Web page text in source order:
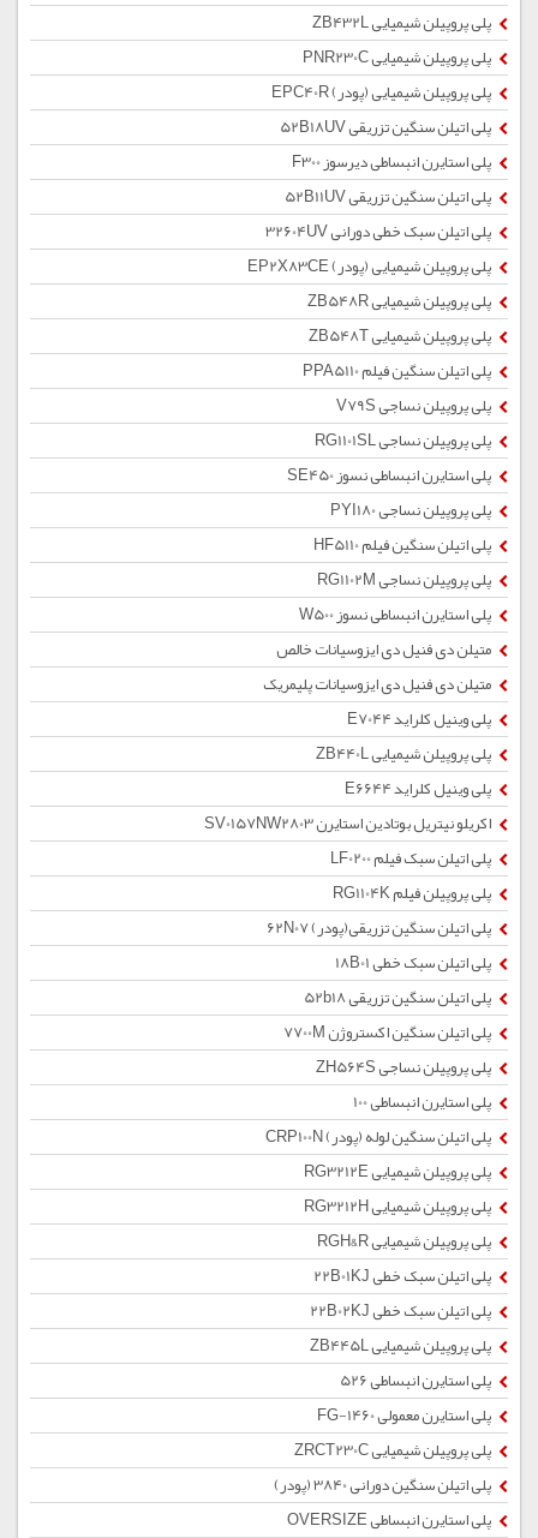
پلی پروپیلن شیمیایی ZB432L
پلی پروپیلن شیمیایی PNR230C
پلی پروپیلن شیمیایی (پودر) EPC40R
پلی اتیلن سنگین تزریقی 52B18UV
پلی استایرن انبساطی دیرسوز F300
پلی اتیلن سنگین تزریقی 52B11UV
پلی اتیلن سبک خطی دورانی 32604UV
پلی پروپیلن شیمیایی (پودر) EP2X83CE
پلی پروپیلن شیمیایی ZB548R
پلی پروپیلن شیمیایی ZB548T
پلی اتیلن سنگین فیلم PPA5110
پلی پروپیلن نساجی V79S
پلی پروپیلن نساجی RG1101SL
پلی استایرن انبساطی نسوز SE450
پلی پروپیلن نساجی PYI180
پلی اتیلن سنگین فیلم HF5110
پلی پروپیلن نساجی RG1102M
پلی استایرن انبساطی نسوز W500
متیلن دی فنیل دی ایزوسیانات خالص
متیلن دی فنیل دی ایزوسیانات پلیمریک
پلی وینیل کلراید E7044
پلی پروپیلن شیمیایی ZB440L
پلی وینیل کلراید E6644
اکریلو نیتریل بوتادین استایرن SV0157NW2803
پلی اتیلن سبک فیلم LF0200
پلی پروپیلن فیلم RG1104K
پلی اتیلن سنگین تزریقی(پودر) 62N07
پلی اتیلن سبک خطی 18B01
پلی اتیلن سنگین تزریقی 52b18
پلی اتیلن سنگین اکستروژن 7700M
پلی پروپیلن نساجی ZH564S
پلی استایرن انبساطی 100
پلی اتیلن سنگین لوله (پودر) CRP100N
پلی پروپیلن شیمیایی RG3212E
پلی پروپیلن شیمیایی RG3212H
پلی پروپیلن شیمیایی RGH&R
پلی اتیلن سبک خطی 22B01KJ
پلی اتیلن سبک خطی 22B02KJ
پلی پروپیلن شیمیایی ZB445L
پلی استایرن انبساطی 526
پلی استایرن معمولی 1460-FG
پلی پروپیلن شیمیایی ZRCT230C
پلی اتیلن سنگین دورانی 3840 (پودر)
پلی استایرن انبساطی OVERSIZE